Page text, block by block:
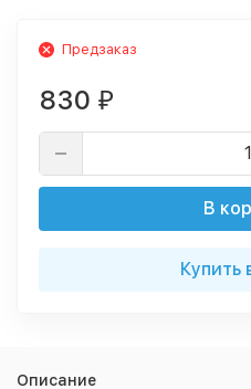
Предзаказ
830 ₽
В
Купить
Описание